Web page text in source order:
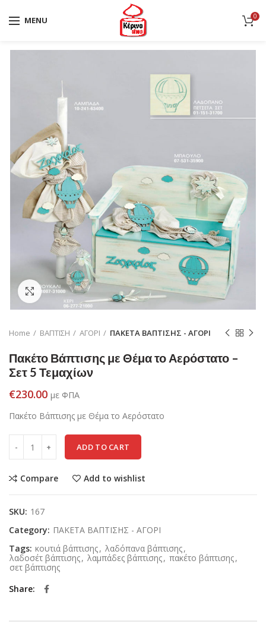
MENU 0
Click to enlarge
Home ΒΑΠΤΙΣΗ ΑΓΟΡΙ ΠΑΚΕΤΑ ΒΑΠΤΙΣΗΣ - ΑΓΟΡΙ
Πακέτο Βάπτισης με Θέμα το Αερόστατο –
Σετ 5 Τεμαχίων
€230.00 με ΦΠΑ
Πακέτο Βάπτισης με Θέμα το Αερόστατο
ADD TO CART
Compare Add to wishlist
SKU: 167
Category: ΠΑΚΕΤΑ ΒΑΠΤΙΣΗΣ - ΑΓΟΡΙ
Tags: κουτιά βάπτισης, λαδόπανα βάπτισης,
λαδοσέτ βάπτισης, λαμπάδες βάπτισης, πακέτο βάπτισης,
σετ βάπτισης
Share